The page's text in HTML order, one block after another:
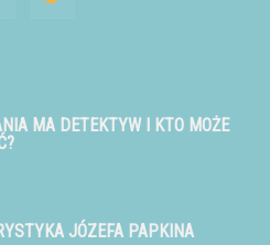
MA DETEKTYW I KTO MOŻE
JÓZEFA PAPKINA